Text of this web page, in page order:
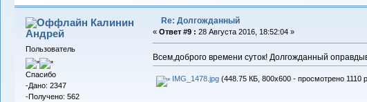
Калинин
Андрей
Пользователь
Спасибо
-Дано: 2347
-Получено: 562
Re: Долгожданный
« Ответ #9 : 28 Августа 2016, 18:52:04 »
Всем,доброго времени суток! Долгожданный
IMG_1478.jpg(448.75 КБ, 800x600 - просмотрено 1110